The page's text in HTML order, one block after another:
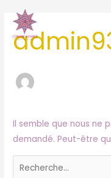
contenu
Il semble que nous ne
demandé. Peut-être
Rechercher :